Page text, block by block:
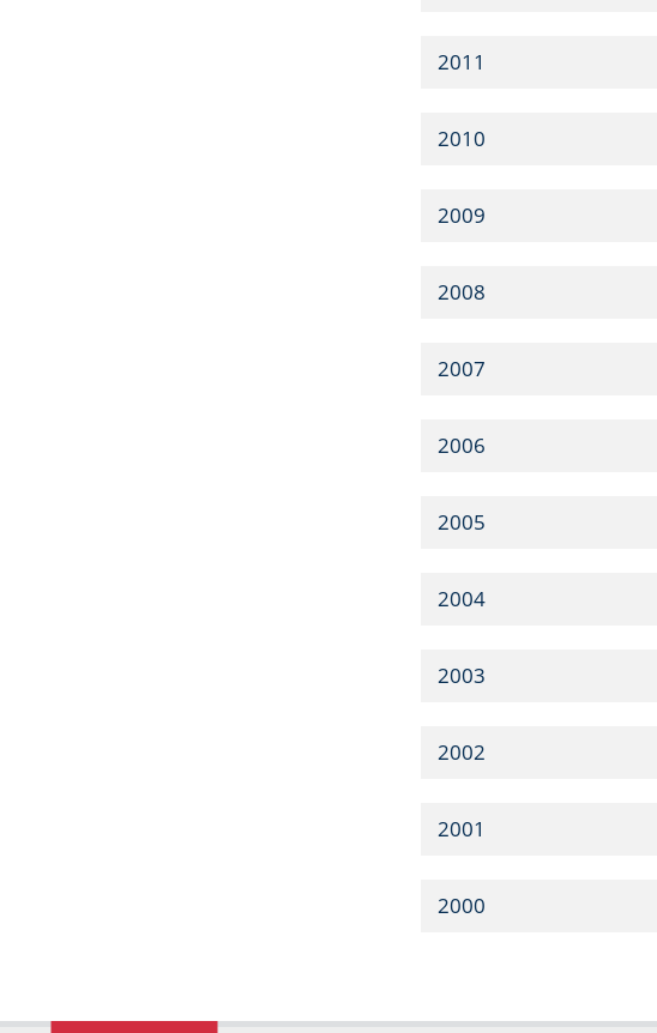
2011
2010
2009
2008
2007
2006
2005
2004
2003
2002
2001
2000